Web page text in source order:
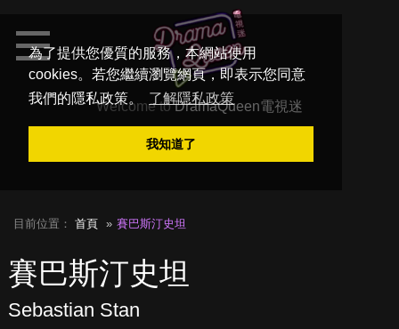
為了提供您優質的服務，本網站使用
cookies。若您繼續瀏覽網頁，即表示您同意
我們的隱私政策。
了解隱私政策
我知道了
Welcome toDramaQueen電視迷
目前位置： 首頁 賽巴斯汀史坦
賽巴斯汀史坦
Sebastian Stan